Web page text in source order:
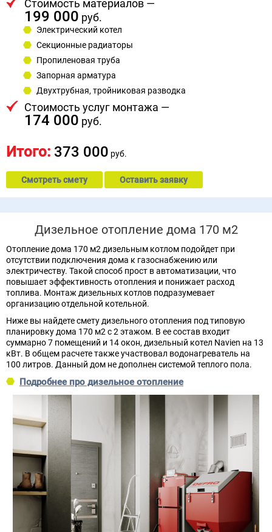
Стоимость материалов —
199 000 руб.
Электрический котел
Секционные радиаторы
Пропиленовая труба
Запорная арматура
Двухтрубная, тройниковая разводка
Стоимость услуг монтажа —
174 000 руб.
Итого: 373 000 руб.
Смотреть смету Оставить заявку
Дизельное отопление дома 170 м2
Отопление дома 170 м2 дизельным котлом подойдет при
отсутствии подключения дома к газоснабжению или
электричеству. Такой способ прост в автоматизации, что
повышает эффективность отопления и понижает расход
топлива. Монтаж дизельных котлов подразумевает
организацию отдельной котельной.
Ниже вы найдете смету дизельного отопления под типовую
планировку дома 170 м2 с 2 этажом. В ее состав входит
суммарно 7 помещений и 14 окон, дизельный котел Navien на 13
кВт. В общем расчете также участвовал водонагреватель на
100 литров. Данный дом не дополнен системой теплого пола.
Подробнее про дизельное отопление